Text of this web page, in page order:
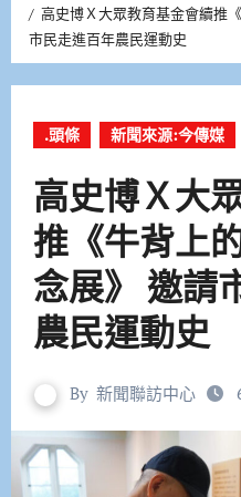
高史博Ｘ大眾教育基金會續推
市民走進百年農民運動史
.頭條 新聞來源:今傳媒
高史博Ｘ大
推《牛背上
念展》 邀請
農民運動史
By 新聞聯訪中心